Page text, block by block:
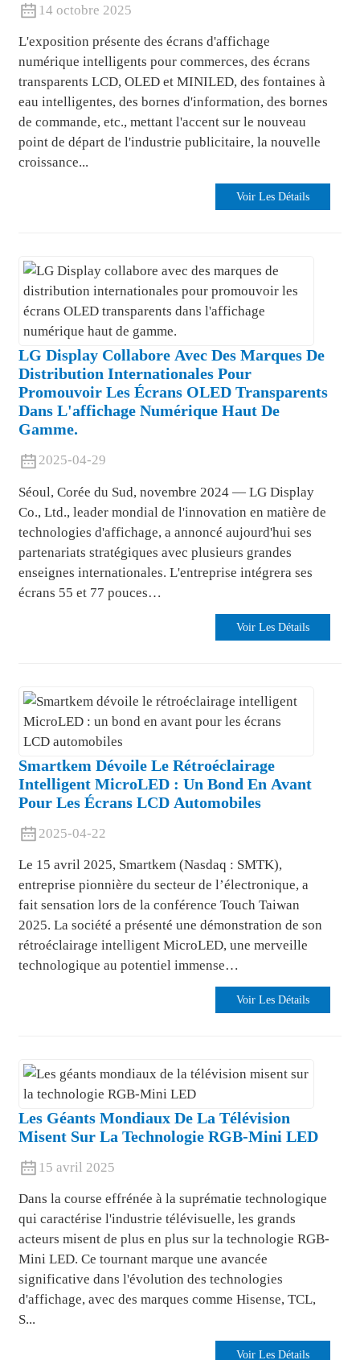
14 octobre 2025
L'exposition présente des écrans d'affichage
numérique intelligents pour commerces, des écrans
transparents LCD, OLED et MINILED, des fontaines à
eau intelligentes, des bornes d'information, des bornes
de commande, etc., mettant l'accent sur le nouveau
point de départ de l'industrie publicitaire, la nouvelle
croissance...
Voir Les Détails
LG Display Collabore Avec Des Marques De
Distribution Internationales Pour
Promouvoir Les Écrans OLED Transparents
Dans L'affichage Numérique Haut De
Gamme.
2025-04-29
Séoul, Corée du Sud, novembre 2024 — LG Display
Co., Ltd., leader mondial de l'innovation en matière de
technologies d'affichage, a annoncé aujourd'hui ses
partenariats stratégiques avec plusieurs grandes
enseignes internationales. L'entreprise intégrera ses
écrans 55 et 77 pouces…
Voir Les Détails
Smartkem Dévoile Le Rétroéclairage
Intelligent MicroLED : Un Bond En Avant
Pour Les Écrans LCD Automobiles
2025-04-22
Le 15 avril 2025, Smartkem (Nasdaq : SMTK),
entreprise pionnière du secteur de l’électronique, a
fait sensation lors de la conférence Touch Taiwan
2025. La société a présenté une démonstration de son
rétroéclairage intelligent MicroLED, une merveille
technologique au potentiel immense…
Voir Les Détails
Les Géants Mondiaux De La Télévision
Misent Sur La Technologie RGB-Mini LED
15 avril 2025
Dans la course effrénée à la suprématie technologique
qui caractérise l'industrie télévisuelle, les grands
acteurs misent de plus en plus sur la technologie RGB-
Mini LED. Ce tournant marque une avancée
significative dans l'évolution des technologies
d'affichage, avec des marques comme Hisense, TCL,
S...
Voir Les Détails